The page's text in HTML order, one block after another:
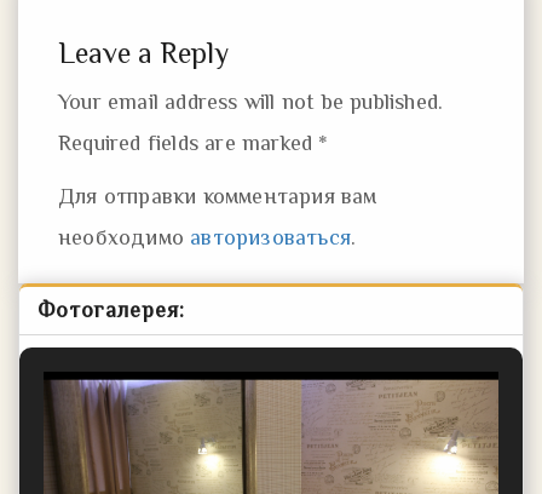
Leave a Reply
Your email address will not be published.
Required fields are marked *
Для отправки комментария вам
необходимо авторизоваться.
Фотогалерея: